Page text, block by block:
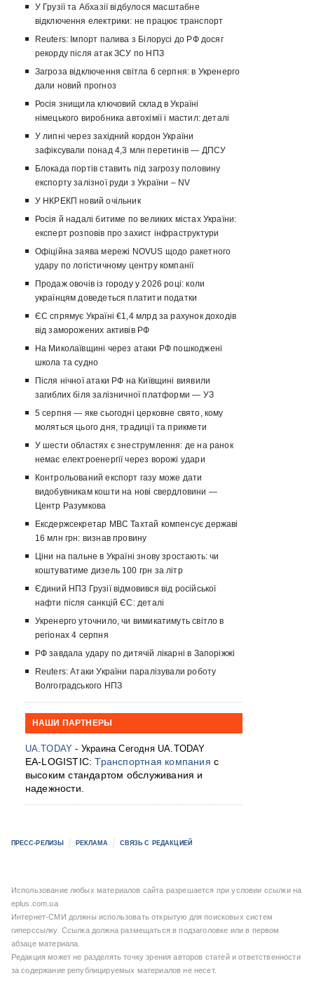
У Грузії та Абхазії відбулося масштабне
відключення електрики: не працює транспорт
Reuters: Імпорт палива з Білорусі до РФ досяг
рекорду після атак ЗСУ по НПЗ
Загроза відключення світла 6 серпня: в Укренерго
дали новий прогноз
Росія знищила ключовий склад в Україні
німецького виробника автохімії і мастил: деталі
У липні через західний кордон України
зафіксували понад 4,3 млн перетинів — ДПСУ
Блокада портів ставить під загрозу половину
експорту залізної руди з України – NV
У НКРЕКП новий очільник
Росія й надалі битиме по великих містах України:
експерт розповів про захист інфраструктури
Офіційна заява мережі NOVUS щодо ракетного
удару по логістичному центру компанії
Продаж овочів із городу у 2026 році: коли
українцям доведеться платити податки
ЄС спрямує Україні €1,4 млрд за рахунок доходів
від заморожених активів РФ
На Миколаївщині через атаки РФ пошкоджені
школа та судно
Після нічної атаки РФ на Київщині виявили
загиблих біля залізничної платформи — УЗ
5 серпня — яке сьогодні церковне свято, кому
моляться цього дня, традиції та прикмети
У шести областях є знеструмлення: де на ранок
немає електроенергії через ворожі удари
Контрольований експорт газу може дати
видобувникам кошти на нові свердловини —
Центр Разумкова
Ексдержсекретар МВС Тахтай компенсує державі
16 млн грн: визнав провину
Ціни на пальне в Україні знову зростають: чи
коштуватиме дизель 100 грн за літр
Єдиний НПЗ Грузії відмовився від російської
нафти після санкцій ЄС: деталі
Укренерго уточнило, чи вимикатимуть світло в
регіонах 4 серпня
РФ завдала удару по дитячій лікарні в Запоріжжі
Reuters: Атаки України паралізували роботу
Волгоградського НПЗ
НАШИ ПАРТНЕРЫ
UA.TODAY - Украина Сегодня UA.TODAY
EA-LOGISTIC:Транспортная компания с
высоким стандартом обслуживания и
надежности.
ПРЕСС-РЕЛИЗЫ РЕКЛАМА СВЯЗЬ С РЕДАКЦИЕЙ
Использование любых материалов сайта разрешается при условии ссылки на
eplus.com.ua
Интернет-СМИ должны использовать открытую для поисковых систем
гиперссылку. Ссылка должна размещаться в подзаголовке или в первом
абзаце материала.
Редакция может не разделять точку зрения авторов статей и ответственности
за содержание републицируемых материалов не несет.